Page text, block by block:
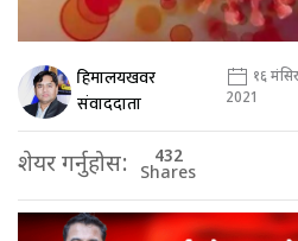
हिमालयखवर
संवाददाता
१६
2021
शेयर गर्नुहोस: 432
Shares